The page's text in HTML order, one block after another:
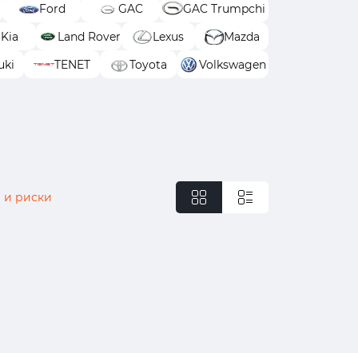
Ford GAC
GAC Trumpchi
Kia Land Rover Lexus
Mazda
TENET Toyota
Volkswagen
и риски